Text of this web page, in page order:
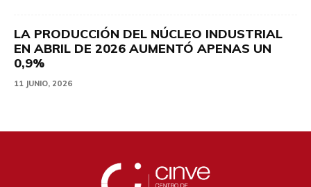
LA PRODUCCIÓN DEL NÚCLEO INDUSTRIAL
EN ABRIL DE 2026 AUMENTÓ APENAS UN
0,9%
11 JUNIO, 2026